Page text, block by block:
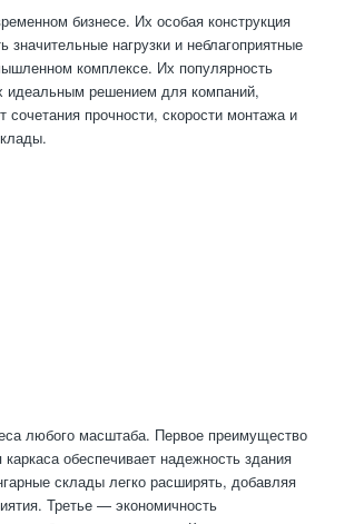
бизнесе. Их особая конструкция
нагрузки и неблагоприятные
комплексе. Их популярность
идеальным решением для компаний,
прочности, скорости монтажа и
любого масштаба. Первое преимущество
обеспечивает надежность здания
склады легко расширять, добавляя
Третье — экономичность